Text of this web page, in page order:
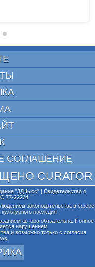
СОГЛАШЕНИЕ
CURATOR
"3ДНьюс" | Свидетельство о
77-22224
законодательства в сфере
наследия
автора обязательна. Полное
нарушением
и возможно только с согласия